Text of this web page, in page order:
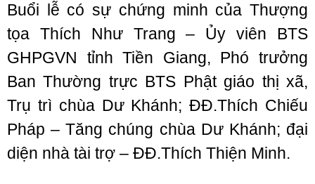
Buổi lễ có sự chứng minh của Thượng
tọa Thích Như Trang – Ủy viên BTS
GHPGVN tỉnh Tiền Giang, Phó trưởng
Ban Thường trực BTS Phật giáo thị xã,
Trụ trì chùa Dư Khánh; ĐĐ.Thích Chiếu
Pháp – Tăng chúng chùa Dư Khánh; đại
diện nhà tài trợ – ĐĐ.Thích Thiện Minh.